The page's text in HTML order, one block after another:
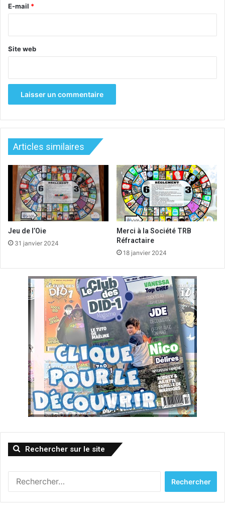
e
E-mail *
Site web
Articles similaires
Jeu de l’Oie
31 janvier 2024
Merci à la Société TRB
Réfractaire
18 janvier 2024
Rechercher sur le site